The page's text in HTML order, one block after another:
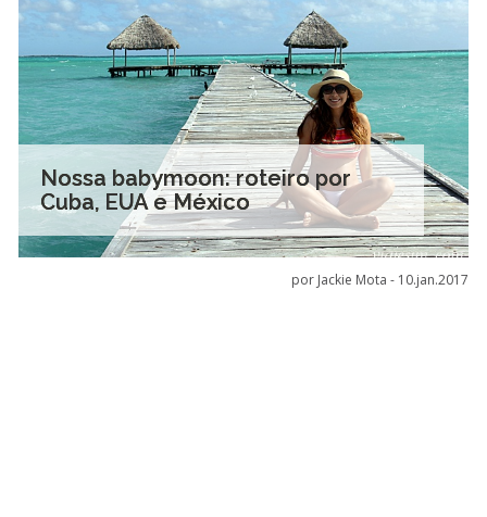
Nossa babymoon: roteiro por
Cuba, EUA e México
por Jackie Mota - 10.jan.2017